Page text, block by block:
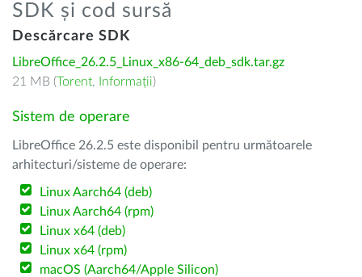
SDK și cod sursă
Descărcare SDK
LibreOffice_26.2.5_Linux_x86-64_deb_sdk.tar.gz
21 MB (Torent, Informații)
Sistem de operare
LibreOffice 26.2.5 este disponibil pentru următoarele
arhitecturi/sisteme de operare:
Linux Aarch64 (deb)
Linux Aarch64 (rpm)
Linux x64 (deb)
Linux x64 (rpm)
macOS (Aarch64/Apple Silicon)